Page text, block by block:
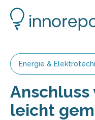
Energie &
Anschluss
leicht